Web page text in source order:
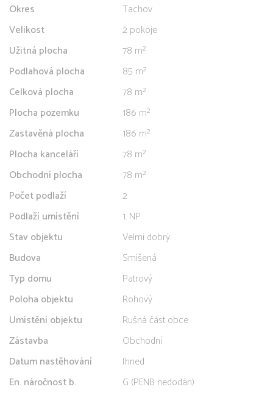
Okres
Tachov
Velikost
2 pokoje
Užitná plocha
78 m²
Podlahová plocha
85 m²
Celková plocha
78 m²
Plocha pozemku
186 m²
Zastavěná plocha
186 m²
Plocha kanceláří
78 m²
Obchodní plocha
78 m²
Počet podlaží
2
Podlaží umístění
1. NP
Stav objektu
Velmi dobrý
Budova
Smíšená
Typ domu
Patrový
Poloha objektu
Rohový
Umístění objektu
Rušná část obce
Zástavba
Obchodní
Datum nastěhování
Ihned
En. náročnost b.
G (PENB nedodán)